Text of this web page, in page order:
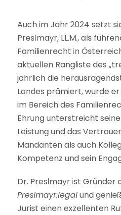
Auch im Jahr 2024 setzt
Preslmayr, LL.M., als
Familienrecht in
aktuellen Rangliste des
jährlich die
Landes prämiert, wurde
im Bereich des
Ehrung unterstreicht
Leistung und das
Mandanten als auch
Kompetenz und sein
Dr. Preslmayr ist Gründer
Preslmayr.legalund
Jurist einen exzellenten